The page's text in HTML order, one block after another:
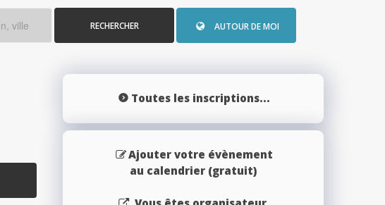
RECHERCHER AUTOUR DE MOI
Toutes les inscriptions...
Ajouter votre évènement
au calendrier (gratuit)